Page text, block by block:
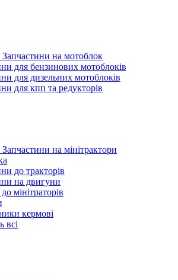
Запчастини на мотоблок
для бензинових мотоблоків
для дизельних мотоблоків
для кпп та редукторів
Запчастини на мінітрактори
до тракторів
на двигуни
мінітраторів
кермові
всі